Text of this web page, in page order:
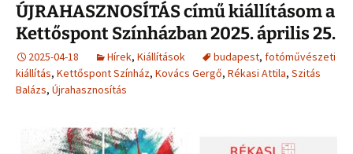
ÚJRAHASZNOSÍTÁS című kiállításom a
Kettőspont Színházban 2025. április 25.
2025-04-18 Hírek, Kiállítások budapest, fotóművészeti
kiállítás, Kettőspont Színház, Kovács Gergő, Rékasi Attila, Szitás
Balázs, Újrahasznosítás